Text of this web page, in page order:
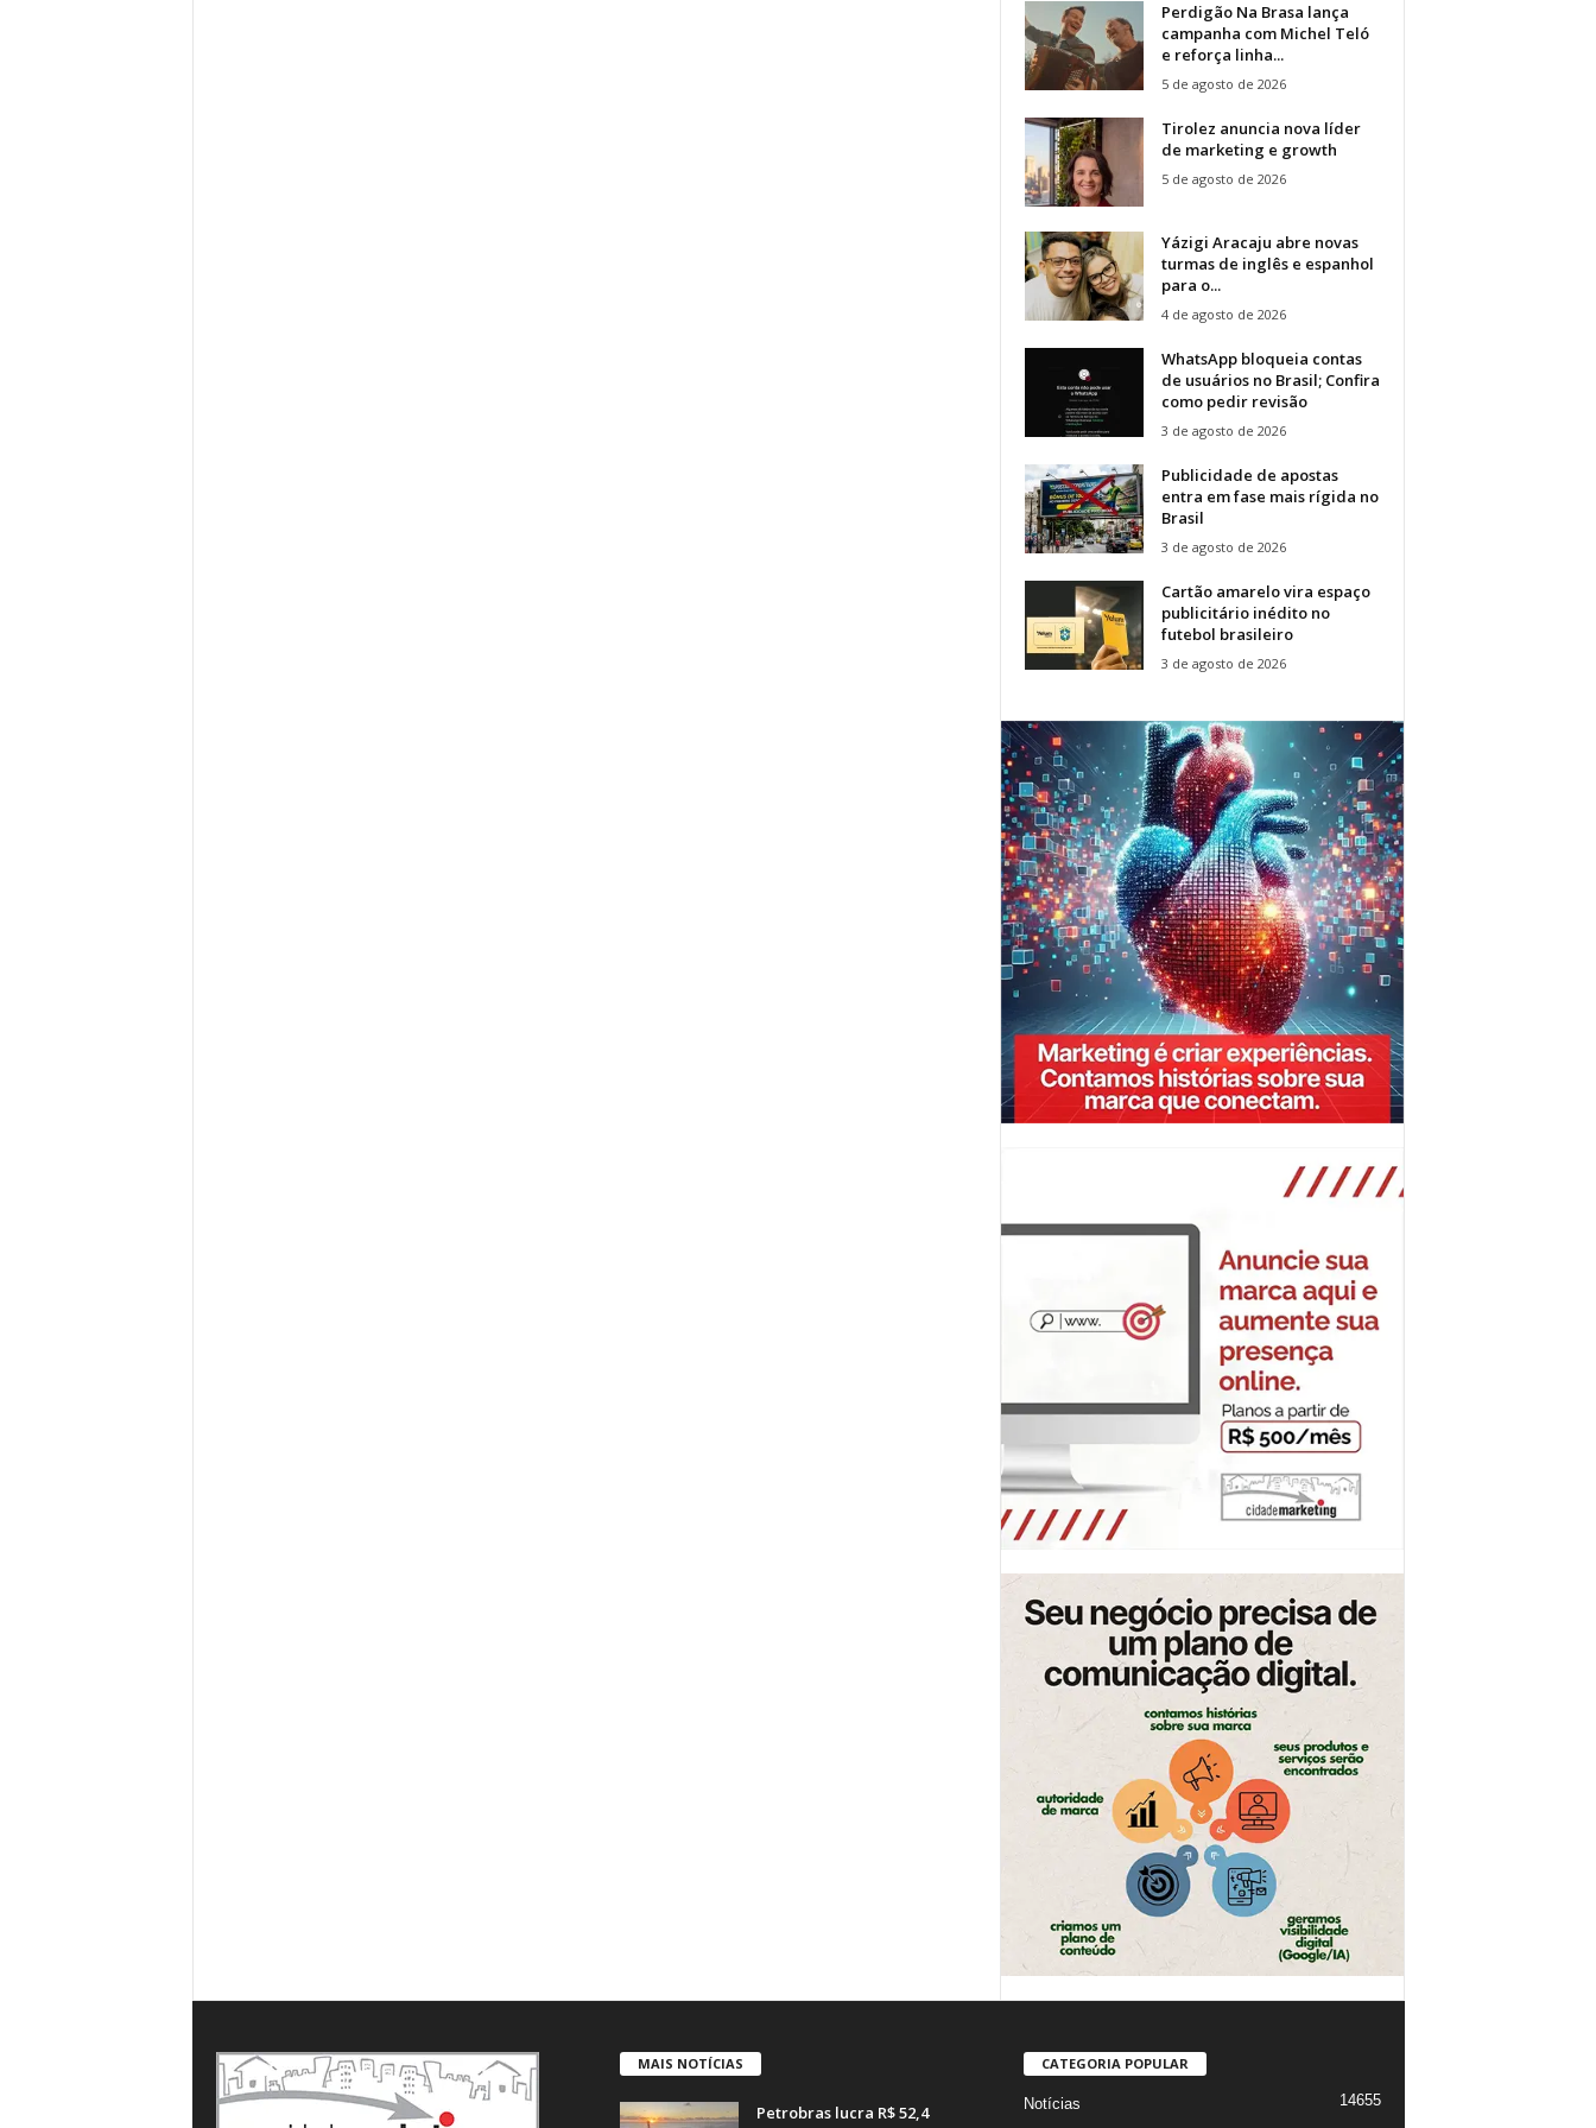
Perdigão Na Brasa lança
campanha com Michel Teló
e reforça linha...
5 de agosto de 2026
Tirolez anuncia nova líder
de marketing e growth
5 de agosto de 2026
Yázigi Aracaju abre novas
turmas de inglês e espanhol
para o...
4 de agosto de 2026
WhatsApp bloqueia contas
de usuários no Brasil; Confira
como pedir revisão
3 de agosto de 2026
Publicidade de apostas
entra em fase mais rígida no
Brasil
3 de agosto de 2026
Cartão amarelo vira espaço
publicitário inédito no
futebol brasileiro
3 de agosto de 2026
MAIS NOTÍCIAS
Petrobras lucra R$ 52,4
CATEGORIA POPULAR
Notícias
14655